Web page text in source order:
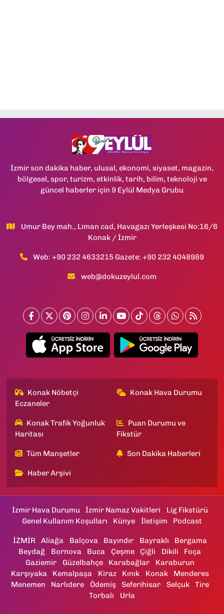
İzmir son dakika haber, ulusal, ekonomi, siyaset, magazin,
bölgesel, spor, turizm, etkinlik, tarih, bilim, teknoloji ve
güncel haberler için 9 Eylül Medya Grubu
Umur Bey mah., Liman cad, Havagazı Yerleşkesi No:16/6
Konak / İzmir
Web: +90 232 4633215 Gazete: +90 232 4048989
web@dokuzeylul.com
Konak Nöbetçi
Eczaneler
Konak Hava Durumu
Konak Trafik Yoğunluk
Haritası
Puan Durumu ve
Fikstür
Tüm Manşetler Son Dakika Haberleri
Haber Arşivi
İzmir Hava Durumu İzmir Namaz Vakitleri
Lig Fikstürü
Genel Kullanım Koşulları
Künye İletişim Podcast
İZMİR Aliağa Balçova Bayındır Bayraklı
Bergama
Beydağ
Bornova Buca Çeşme Çiğli Dikili
Foça
Gaziemir
Güzelbahçe Karabağlar
Karaburun
Karşıyaka
Kemalpaşa Kiraz Kınık Konak
Menderes
Menemen
Narlıdere Ödemiş Seferihisar Selçuk
Tire
Torbalı
Urla